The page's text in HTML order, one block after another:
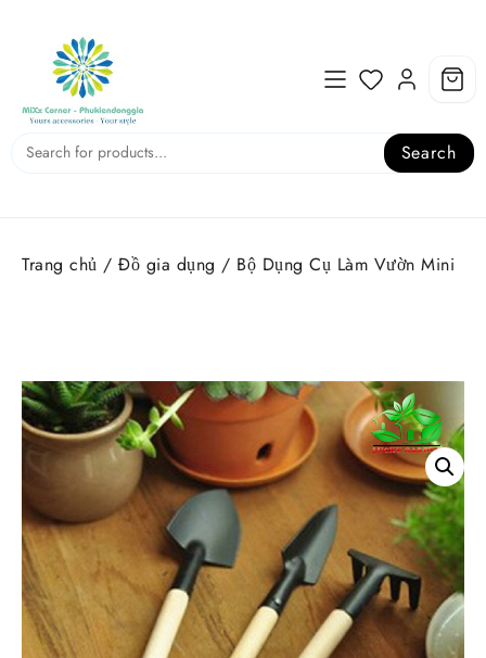
content
Search
Trang chủ / Đồ gia dụng / Bộ Dụng Cụ Làm Vườn Mini